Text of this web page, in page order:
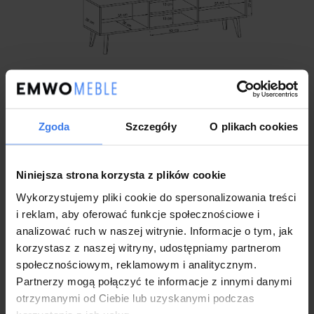
Zgoda Szczegóły O plikach cookies
Niniejsza strona korzysta z plików cookie
Wykorzystujemy pliki cookie do spersonalizowania treści
i reklam, aby oferować funkcje społecznościowe i
analizować ruch w naszej witrynie. Informacje o tym, jak
korzystasz z naszej witryny, udostępniamy partnerom
społecznościowym, reklamowym i analitycznym.
Partnerzy mogą połączyć te informacje z innymi danymi
otrzymanymi od Ciebie lub uzyskanymi podczas
Wykonanie
Wymiar: 160 x 40 x 50cm
Wymiary szczegółowe: Na zdjęciu poniżej
Wykonana z płyty obustronnie laminowanej
Wykończenie obrzeżem ABS
Idealnie sprawdzi się w nowoczesnych wnętrzach
Stan: Nowy
Styl: Nowoczesny
Meble do samodzielnego montażu
Kategoria produktu: Meble do salonu
2 letnia gwarancja dla klientów będących konsumentami
Wymiary paczek